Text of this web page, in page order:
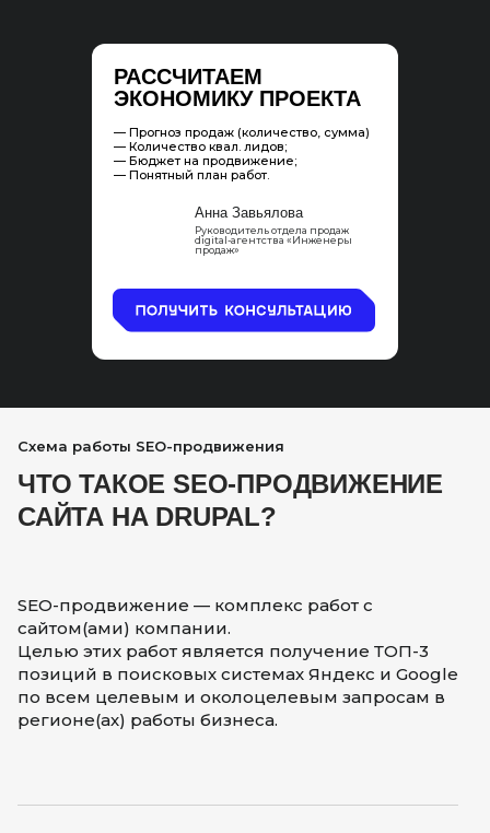
Руководитель отдела продаж
digital-агентства «Инженеры
продаж»
Анна Завьялова
РАССЧИТАЕМ
ЭКОНОМИКУ ПРОЕКТА
— Прогноз продаж (количество, сумма)
— Количество квал. лидов;
— Бюджет на продвижение;
— Понятный план работ.
Схема работы SEO-продвижения
ЧТО ТАКОЕ SEO-ПРОДВИЖЕНИЕ
САЙТА НА DRUPAL?
SEO-продвижение — комплекс работ с
сайтом(ами) компании.
Целью этих работ является получение ТОП-3
позиций в поисковых системах Яндекс и Google
по всем целевым и околоцелевым запросам в
регионе(ах) работы бизнеса.